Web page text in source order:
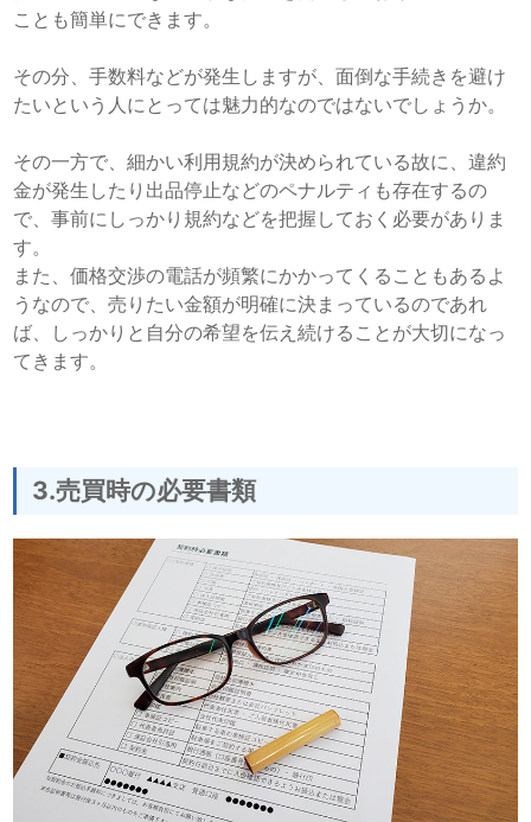
ことも簡単にできます。
その分、手数料などが発生しますが、面倒な手続きを避け
たいという人にとっては魅力的なのではないでしょうか。
その一方で、細かい利用規約が決められている故に、違約
金が発生したり出品停止などのペナルティも存在するの
で、事前にしっかり規約などを把握しておく必要がありま
す。
また、価格交渉の電話が頻繁にかかってくることもあるよ
うなので、売りたい金額が明確に決まっているのであれ
ば、しっかりと自分の希望を伝え続けることが大切になっ
てきます。
3.売買時の必要書類